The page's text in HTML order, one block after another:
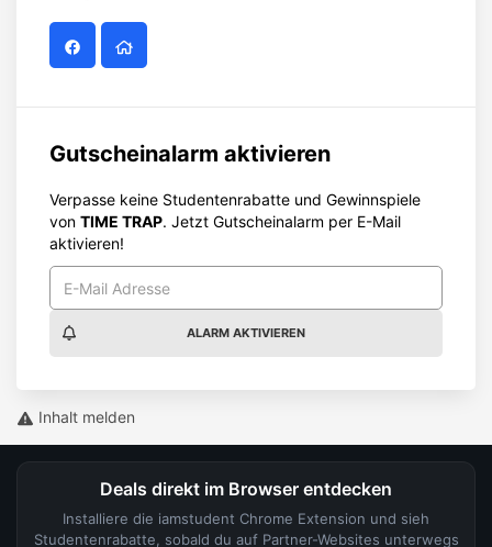
Inhalt melden
Deals direkt im Browser entdecken
Installiere die iamstudent Chrome Extension und sieh
Studentenrabatte, sobald du auf Partner-Websites unterwegs
bist.
5/5 Sterne - Kostenlos, 100% DSGVO-konform in
iamstudent App für iOS & Android
Spart euch die Suche: Alle Studentenrabatte, Gewinnspiele und
Rabatt-Map bequem in einer App.